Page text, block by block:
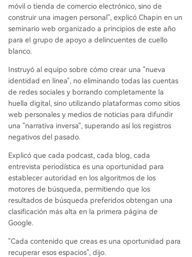
móvil o tienda de comercio electrónico, sino de
construir una imagen personal", explicó Chapin en un
seminario web organizado a principios de este año
para el grupo de apoyo a delincuentes de cuello
blanco.
Instruyó al equipo sobre cómo crear una "nueva
identidad en línea", no eliminando todas las cuentas
de redes sociales y borrando completamente la
huella digital, sino utilizando plataformas como sitios
web personales y medios de noticias para difundir
una "narrativa inversa", superando así los registros
negativos del pasado.
Explicó que cada podcast, cada blog, cada
entrevista periodística es una oportunidad para
establecer autoridad en los algoritmos de los
motores de búsqueda, permitiendo que los
resultados de búsqueda preferidos obtengan una
clasificación más alta en la primera página de
Google.
"Cada contenido que creas es una oportunidad para
recuperar esos espacios", dijo.